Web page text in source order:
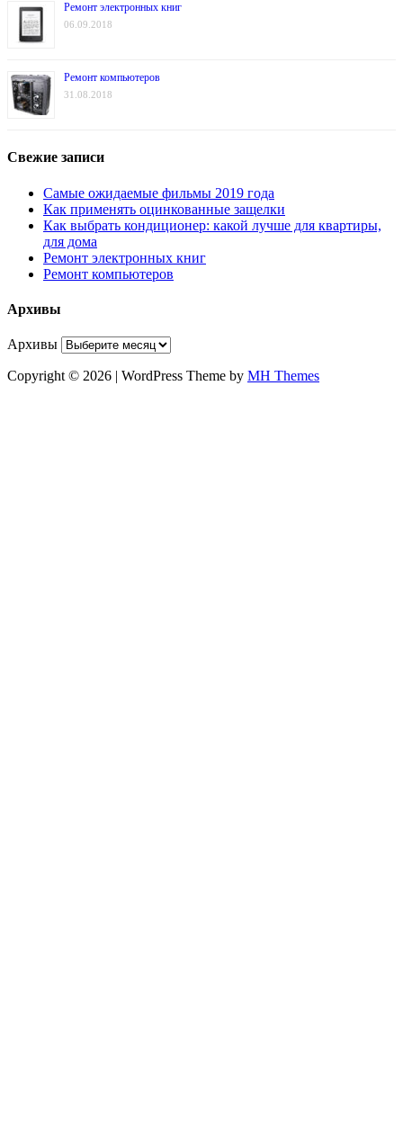
Ремонт электронных книг
06.09.2018
Ремонт компьютеров
31.08.2018
Свежие записи
Самые ожидаемые фильмы 2019 года
Как применять оцинкованные защелки
Как выбрать кондиционер: какой лучше для квартиры,
для дома
Ремонт электронных книг
Ремонт компьютеров
Архивы
Архивы
Copyright © 2026 | WordPress Theme by MH Themes